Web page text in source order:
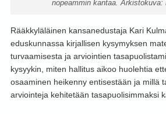
nopeammin kantaa. Arkistokuva:
Rääkkyläläinen kansanedustaja Kari
eduskunnassa kirjallisen kysymyksen
turvaamisesta ja arviointien
kysyykin, miten hallitus aikoo huolehtia
osaaminen heikenny entisestään ja millä
arviointeja kehitetään tasapuolisimmaksi